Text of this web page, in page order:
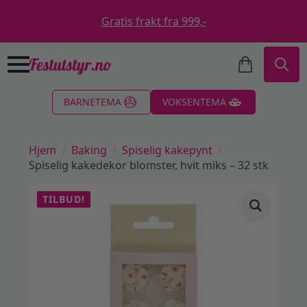
Gratis frakt fra 999,-
BARNETEMA VOKSENTEMA
Hjem Baking
Spiselig kakepynt
Spiselig kakedekor blomster, hvit miks – 32 stk
TILBUD!